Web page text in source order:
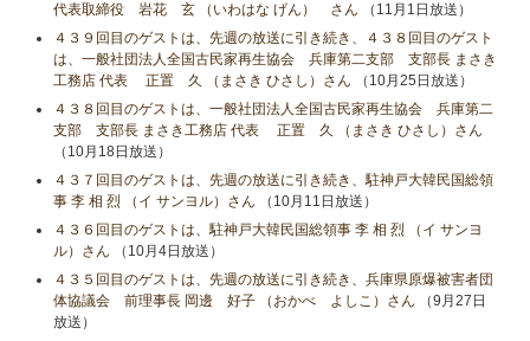
代表取締役 岩花 玄 （いわはな げん） さん （11月1日放送）
４３９回目のゲストは、先週の放送に引き続き、４３８回目のゲスト
は、一般社団法人全国古民家再生協会 兵庫第二支部 支部長 まさき
工務店 代表 正置 久 （まさき ひさし）さん （10月25日放送）
４３８回目のゲストは、一般社団法人全国古民家再生協会 兵庫第二
支部 支部長 まさき工務店 代表 正置 久 （まさき ひさし）さん
（10月18日放送）
４３７回目のゲストは、先週の放送に引き続き、駐神戸大韓民国総領
事 李 相 烈 （イ サンヨル）さん （10月11日放送）
４３６回目のゲストは、駐神戸大韓民国総領事 李 相 烈 （イ サンヨ
ル）さん （10月4日放送）
４３５回目のゲストは、先週の放送に引き続き、兵庫県原爆被害者団
体協議会 前理事長 岡邊 好子 （おかべ よしこ）さん （9月27日
放送）